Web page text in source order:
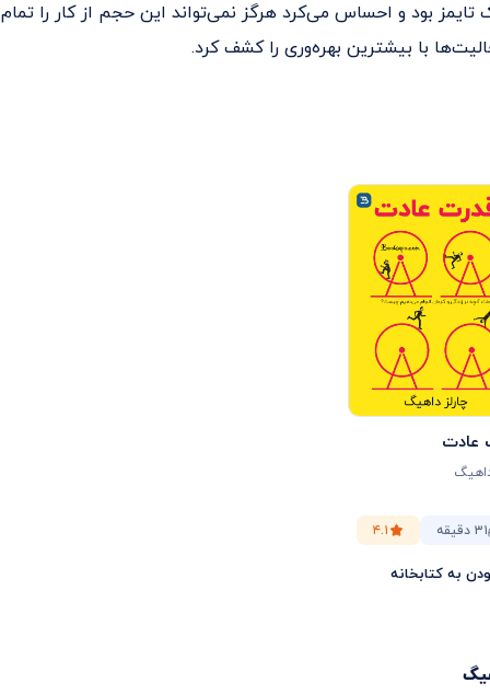
تایمز بود و احساس می‌کرد هرگز نمی‌تواند این حجم از کار را تمام
با بیشترین بهره‌وری را کشف کرد.
عادت
۳۱ دقیقه ۴.۱
به کتابخانه